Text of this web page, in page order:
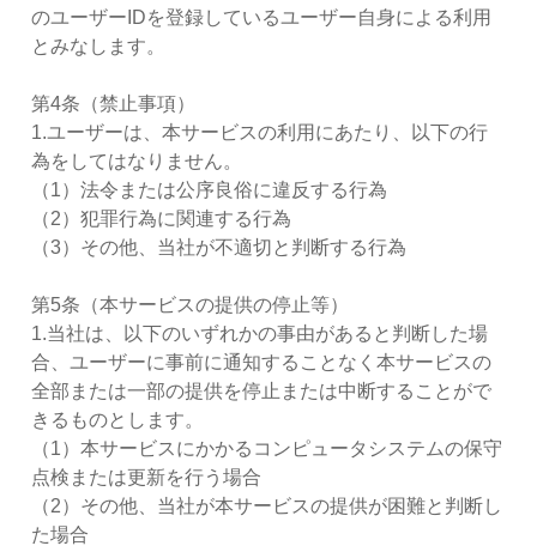
のユーザーIDを登録しているユーザー自身による利用
とみなします。
第4条（禁止事項）
1.ユーザーは、本サービスの利用にあたり、以下の行
為をしてはなりません。
（1）法令または公序良俗に違反する行為
（2）犯罪行為に関連する行為
（3）その他、当社が不適切と判断する行為
第5条（本サービスの提供の停止等）
1.当社は、以下のいずれかの事由があると判断した場
合、ユーザーに事前に通知することなく本サービスの
全部または一部の提供を停止または中断することがで
きるものとします。
（1）本サービスにかかるコンピュータシステムの保守
点検または更新を行う場合
（2）その他、当社が本サービスの提供が困難と判断し
た場合